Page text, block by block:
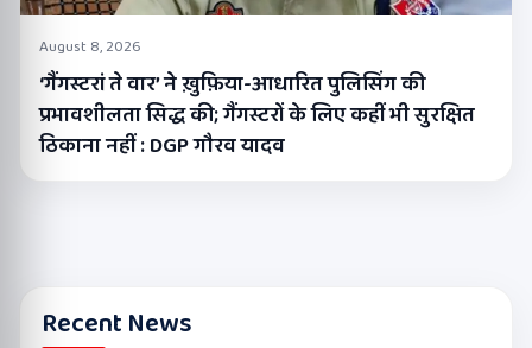
August 8, 2026
‘गैंगस्टरां ते वार’ ने ख़ुफ़िया-आधारित पुलिसिंग की
प्रभावशीलता सिद्ध की; गैंगस्टरों के लिए कहीं भी सुरक्षित
ठिकाना नहीं : DGP गौरव यादव
Recent News